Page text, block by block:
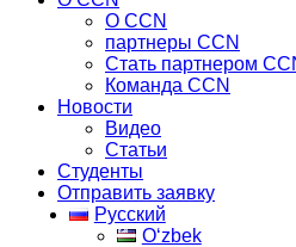
О CCN
партнеры ССN
Стать партнером
Команда ССN
Новости
Видео
Статьи
Студенты
Отправить заявку
Русский
Oʻzbek